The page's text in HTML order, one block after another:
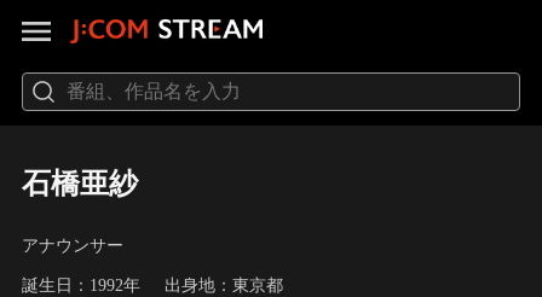
石橋亜紗
アナウンサー
誕生日：1992年 出身地：東京都